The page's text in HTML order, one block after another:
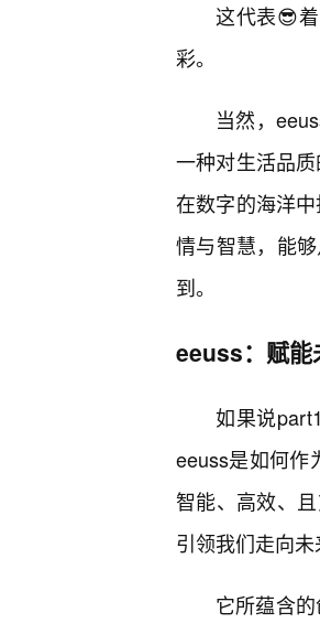
这代表😎
彩。
当然，
一种对生活品
在数字的海洋
情与智慧，能
到。
eeuss：赋能
如果说
eeuss是如何作
智能、高效、
引领我们走向未
它所蕴含